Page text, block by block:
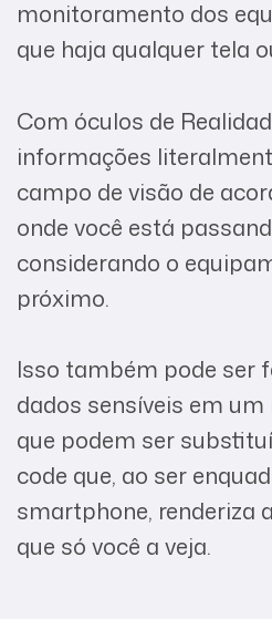
monitoramento dos
que haja qualquer tela
Com óculos de
informações
campo de visão de
onde você está
considerando o
próximo.
Isso também pode ser
dados sensíveis em
que podem ser
code que, ao ser
smartphone, renderiza
que só você a veja.